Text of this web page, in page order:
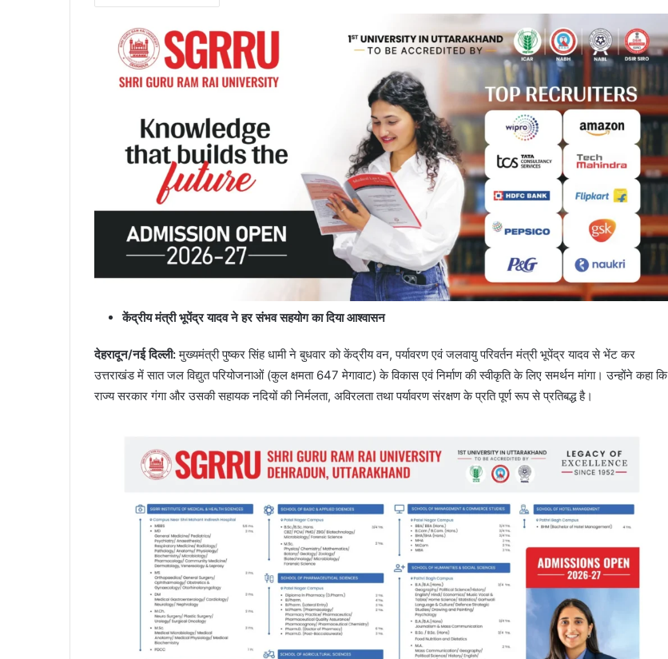
केंद्रीय मंत्री भूपेंद्र यादव ने हर संभव सहयोग का दिया आश्वासन
देहरादून/नई दिल्ली:मुख्यमंत्री पुष्कर सिंह धामी ने बुधवार को केंद्रीय वन, पर्यावरण एवं जलवायु परिवर्तन मंत्री भूपेंद्र यादव से भेंट कर
उत्तराखंड में सात जल विद्युत परियोजनाओं (कुल क्षमता 647 मेगावाट) के विकास एवं निर्माण की स्वीकृति के लिए समर्थन मांगा। उन्होंने कहा कि
राज्य सरकार गंगा और उसकी सहायक नदियों की निर्मलता, अविरलता तथा पर्यावरण संरक्षण के प्रति पूर्ण रूप से प्रतिबद्ध है।